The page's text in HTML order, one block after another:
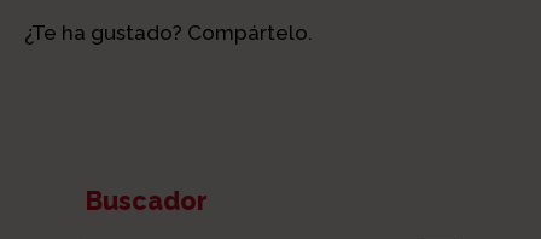
¿Te ha gustado? Compártelo.
Buscador